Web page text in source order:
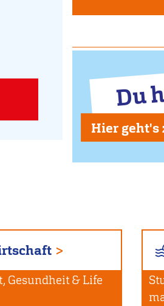
Du
Hier
Gesundheit & Life